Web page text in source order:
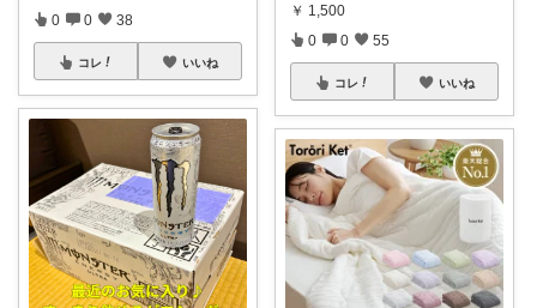
0 0 38
コレ いいね
￥ 1,500
0 0 55
コレ いいね